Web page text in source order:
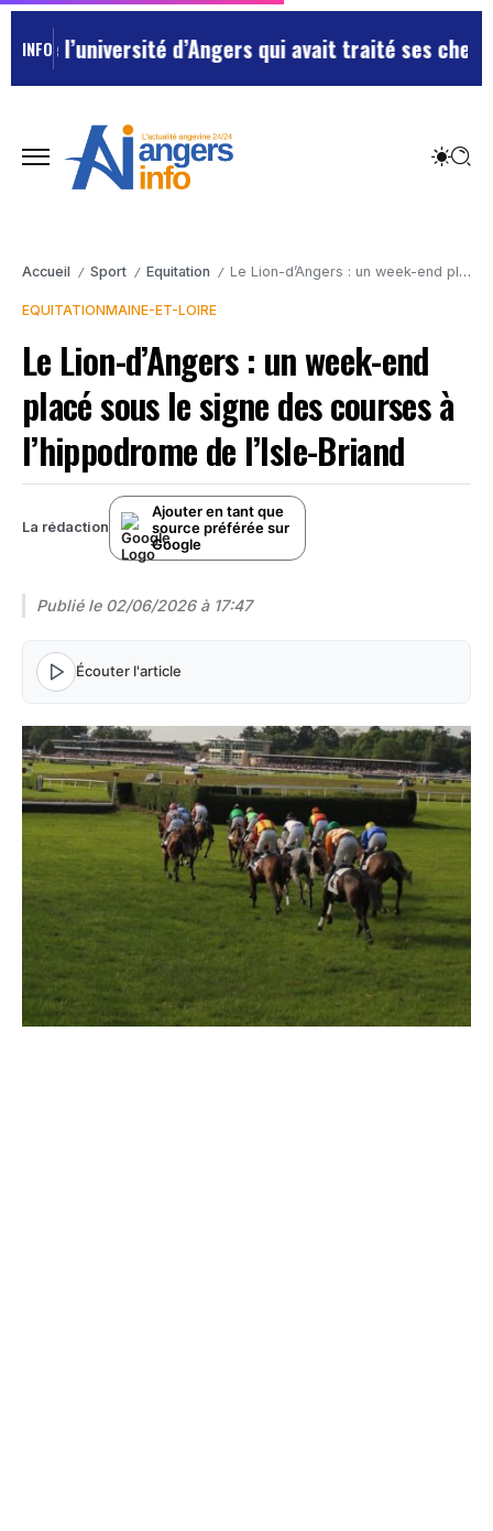
INFO d’Angers qui avait traité ses chefs de
Accueil / Sport / Equitation / Le Lion-d’Angers : un week-end placé sous le signe des courses à l’hippodrome de l’Isle-Briand
EQUITATIONMAINE-ET-LOIRE
Le Lion-d’Angers : un week-end
placé sous le signe des courses à
l’hippodrome de l’Isle-Briand
La rédaction
Ajouter en tant que
source préférée sur
Google
Publié le 02/06/2026 à 17:47
Écouter l'article